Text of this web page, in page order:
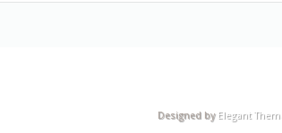
Designed by Elegant